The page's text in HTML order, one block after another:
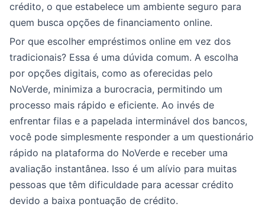
crédito, o que estabelece um ambiente seguro para
quem busca opções de financiamento online.
Por que escolher empréstimos online em vez dos
tradicionais? Essa é uma dúvida comum. A escolha
por opções digitais, como as oferecidas pelo
NoVerde, minimiza a burocracia, permitindo um
processo mais rápido e eficiente. Ao invés de
enfrentar filas e a papelada interminável dos bancos,
você pode simplesmente responder a um questionário
rápido na plataforma do NoVerde e receber uma
avaliação instantânea. Isso é um alívio para muitas
pessoas que têm dificuldade para acessar crédito
devido a baixa pontuação de crédito.